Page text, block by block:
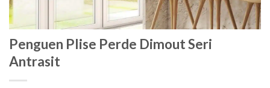
Penguen Plise Perde Dimout Seri
Antrasit